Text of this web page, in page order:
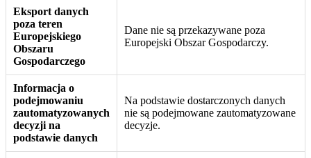
Eksport danych
poza teren
Europejskiego
Obszaru
Gospodarczego
Dane nie są przekazywane poza
Europejski Obszar Gospodarczy.
Informacja o
podejmowaniu
zautomatyzowanych
decyzji na
podstawie danych
Na podstawie dostarczonych danych
nie są podejmowane zautomatyzowane
decyzje.